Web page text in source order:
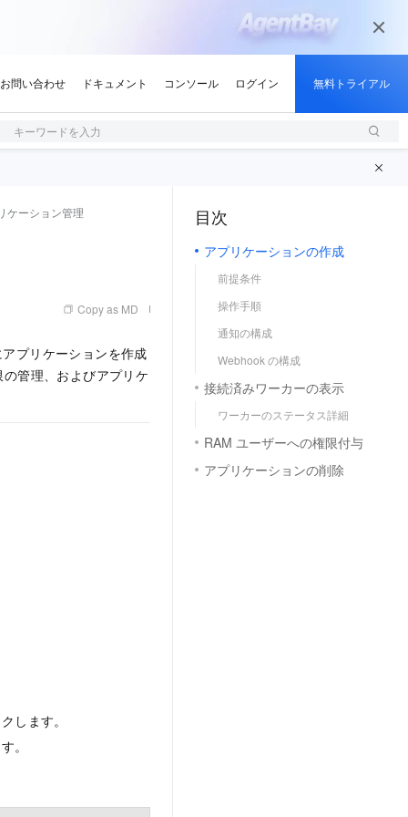
キーワードを入力
ケーション管理
Copy as MD
プリケーションを作成
管理、およびアプリケ
します。
。
目次
アプリケーションの作成
前提条件
操作手順
通知の構成
Webhook の構成
接続済みワーカーの表示
ワーカーのステータス詳細
RAM ユーザーへの権限付与
アプリケーションの削除